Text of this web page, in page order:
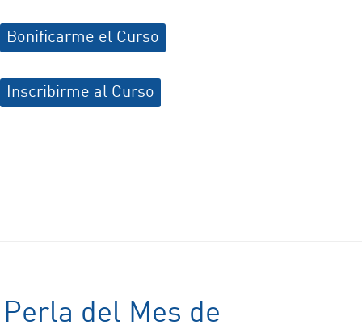
Bonificarme el Curso
Inscribirme al Curso
Perla del Mes de